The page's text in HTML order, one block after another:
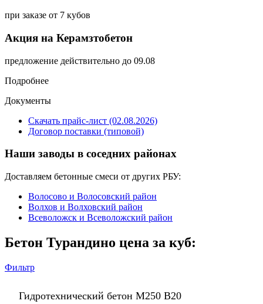
при заказе от 7 кубов
Акция на Керамзтобетон
предложение действительно до 09.08
Подробнее
Документы
Скачать прайс-лист (02.08.2026)
Договор поставки (типовой)
Наши заводы в соседних районах
Доставляем бетонные смеси от других РБУ:
Волосово и Волосовский район
Волхов и Волховский район
Всеволожск и Всеволожский район
Бетон Турандино цена за куб:
Фильтр
Гидротехнический бетон М250 В20